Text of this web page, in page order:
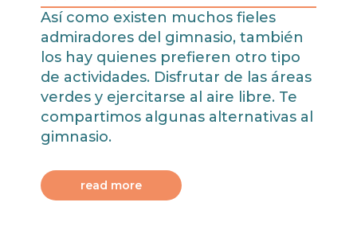
Así como existen muchos fieles
admiradores del gimnasio, también
los hay quienes prefieren otro tipo
de actividades. Disfrutar de las áreas
verdes y ejercitarse al aire libre. Te
compartimos algunas alternativas al
gimnasio.
read more